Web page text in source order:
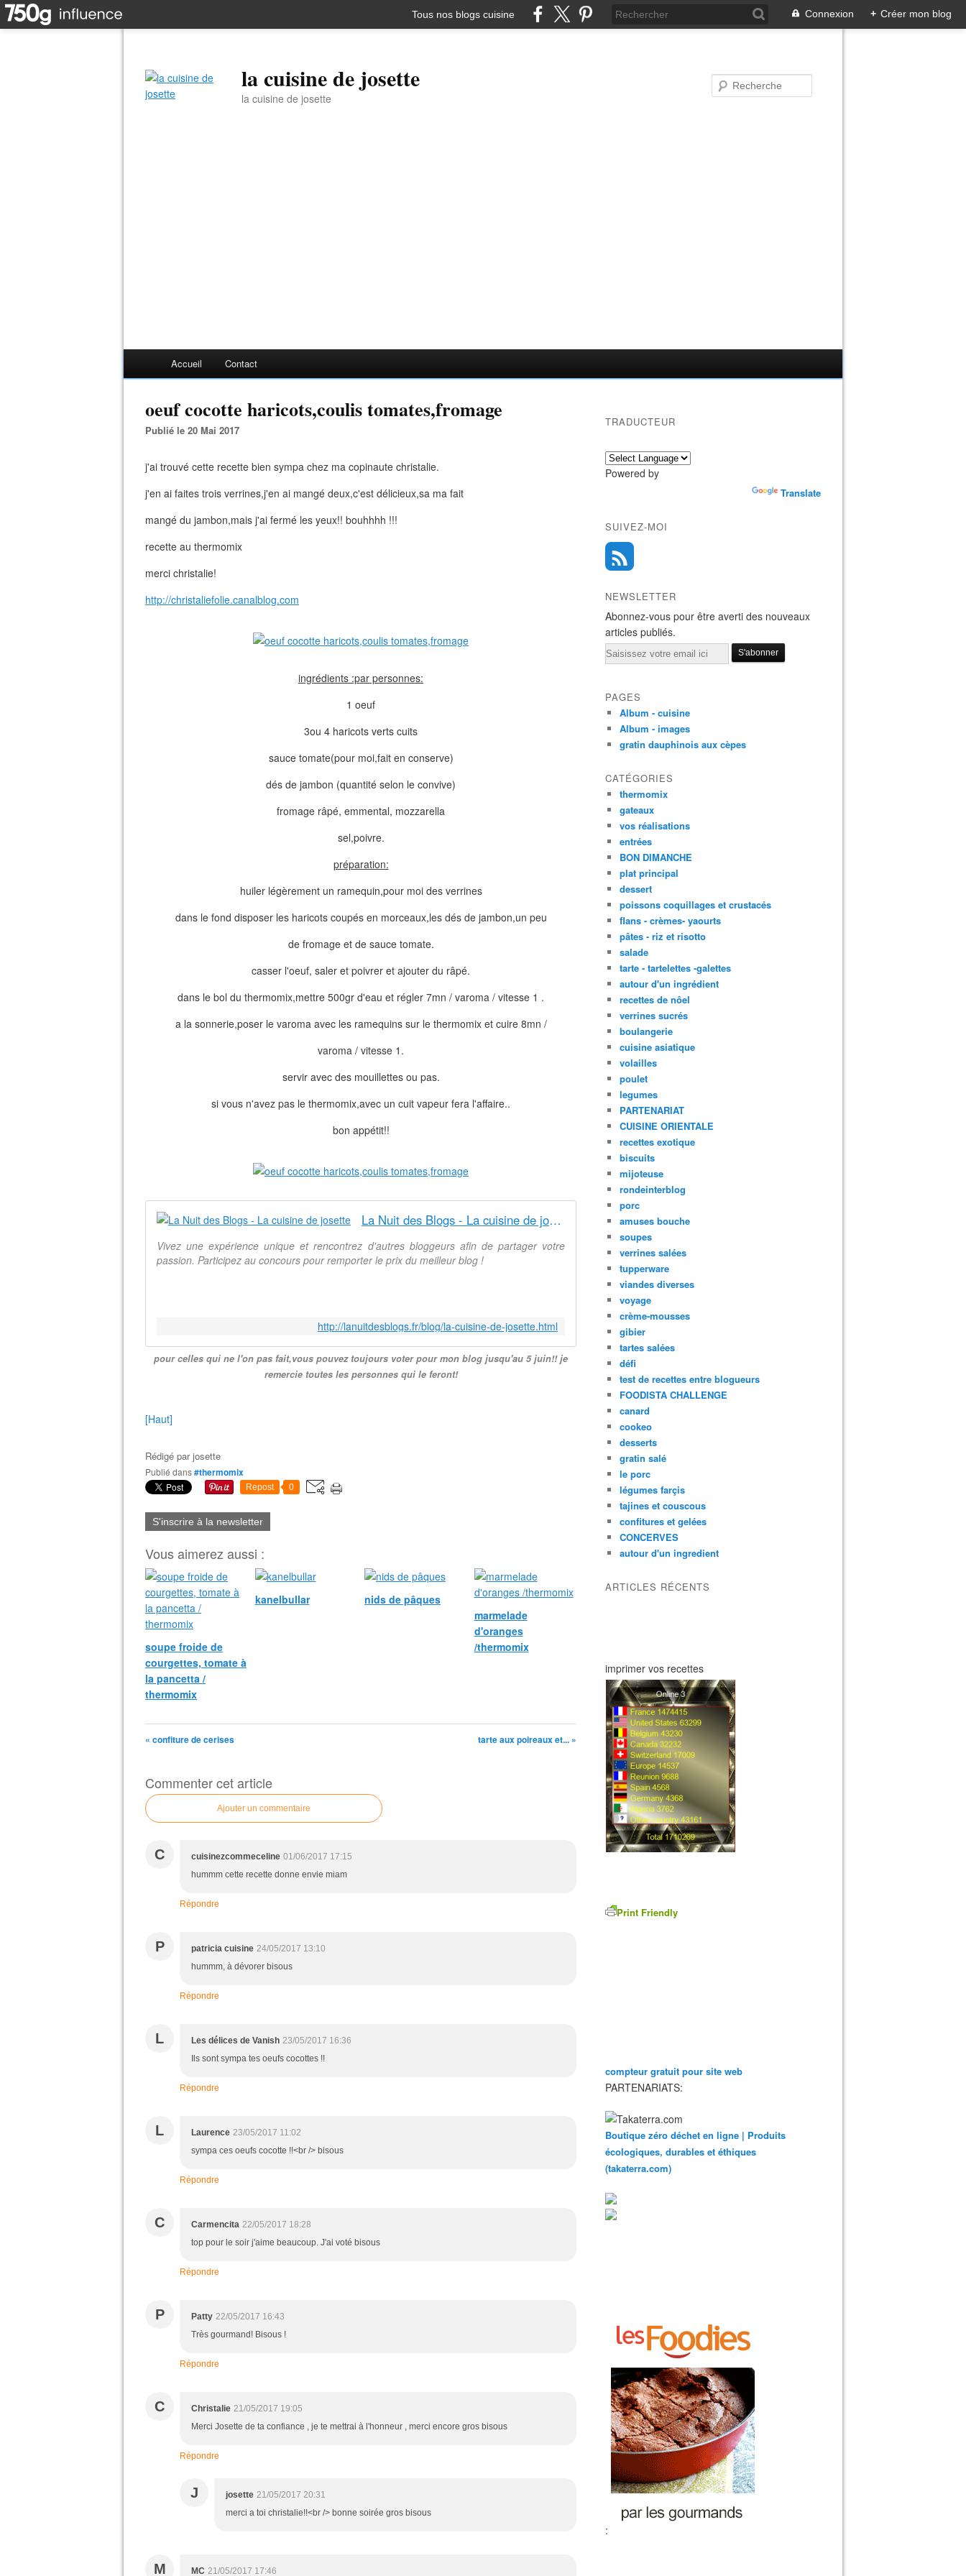
Tous nos blogs cuisine Connexion + Créer mon blog
la cuisine de josette
la cuisine de josette
Accueil Contact
oeuf cocotte haricots,coulis tomates,fromage
Publié le 20 Mai 2017
j'ai trouvé cette recette bien sympa chez ma copinaute christalie.
j'en ai faites trois verrines,j'en ai mangé deux,c'est délicieux,sa ma fait
mangé du jambon,mais j'ai fermé les yeux!! bouhhhh !!!
recette au thermomix
merci christalie!
http://christaliefolie.canalblog.com
ingrédients :par personnes:
1 oeuf
3ou 4 haricots verts cuits
sauce tomate(pour moi,fait en conserve)
dés de jambon (quantité selon le convive)
fromage râpé, emmental, mozzarella
sel,poivre.
préparation:
huiler légèrement un ramequin,pour moi des verrines
dans le fond disposer les haricots coupés en morceaux,les dés de jambon,un peu
de fromage et de sauce tomate.
casser l'oeuf, saler et poivrer et ajouter du râpé.
dans le bol du thermomix,mettre 500gr d'eau et régler 7mn / varoma / vitesse 1 .
a la sonnerie,poser le varoma avec les ramequins sur le thermomix et cuire 8mn /
varoma / vitesse 1.
servir avec des mouillettes ou pas.
si vous n'avez pas le thermomix,avec un cuit vapeur fera l'affaire..
bon appétit!!
La Nuit des Blogs - La cuisine de josette
Vivez une expérience unique et rencontrez d'autres bloggeurs afin de partager votre
passion. Participez au concours pour remporter le prix du meilleur blog !
http://lanuitdesblogs.fr/blog/la-cuisine-de-josette.html
pour celles qui ne l'on pas fait,vous pouvez toujours voter pour mon blog jusqu'au 5 juin!! je
remercie toutes les personnes qui le feront!
[Haut]
Rédigé parjosette
Publié dans#thermomix
Repost 0
S'inscrire à la newsletter
Vous aimerez aussi :
soupe froide de
courgettes, tomate à
la pancetta /
thermomix
kanelbullar
nids de pâques
marmelade
d'oranges
/thermomix
« confiture de cerises tarte aux poireaux et... »
Commenter cet article
Ajouter un commentaire
C cuisinezcommeceline 01/06/2017 17:15
hummm cette recette donne envie miam
Répondre
P patricia cuisine 24/05/2017 13:10
hummm, à dévorer bisous
Répondre
L Les délices de Vanish 23/05/2017 16:36
Ils sont sympa tes oeufs cocottes !!
Répondre
L Laurence 23/05/2017 11:02
sympa ces oeufs cocotte !!<br /> bisous
Répondre
C Carmencita 22/05/2017 18:28
top pour le soir j'aime beaucoup. J'ai voté bisous
Répondre
P Patty 22/05/2017 16:43
Très gourmand! Bisous !
Répondre
C Christalie 21/05/2017 19:05
Merci Josette de ta confiance , je te mettrai à l'honneur , merci encore gros bisous
Répondre
J josette 21/05/2017 20:31
merci a toi christalie!!<br /> bonne soirée gros bisous
M MC 21/05/2017 17:46
TRADUCTEUR
Powered by
Translate
SUIVEZ-MOI
NEWSLETTER
Abonnez-vous pour être averti des nouveaux
articles publiés.
Email
PAGES
Album - cuisine
Album - images
gratin dauphinois aux cèpes
CATÉGORIES
thermomix
gateaux
vos réalisations
entrées
BON DIMANCHE
plat principal
dessert
poissons coquillages et crustacés
flans - crèmes- yaourts
pâtes - riz et risotto
salade
tarte - tartelettes -galettes
autour d'un ingrédient
recettes de nôel
verrines sucrés
boulangerie
cuisine asiatique
volailles
poulet
legumes
PARTENARIAT
CUISINE ORIENTALE
recettes exotique
biscuits
mijoteuse
rondeinterblog
porc
amuses bouche
soupes
verrines salées
tupperware
viandes diverses
voyage
crème-mousses
gibier
tartes salées
défi
test de recettes entre blogueurs
FOODISTA CHALLENGE
canard
cookeo
desserts
gratin salé
le porc
légumes farçis
tajines et couscous
confitures et gelées
CONCERVES
autour d'un ingredient
ARTICLES RÉCENTS
imprimer vos recettes
Print Friendly
compteur gratuit pour site web
PARTENARIATS:
Boutique zéro déchet en ligne | Produits
écologiques, durables et éthiques
(takaterra.com)
: